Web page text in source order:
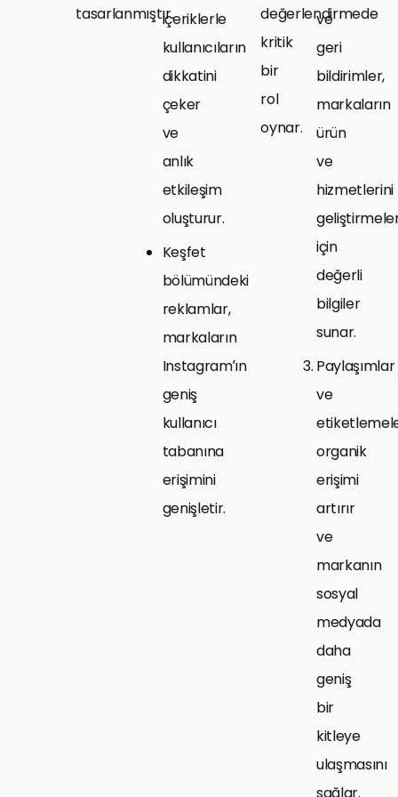
tasarlanmıştır.içeriklerle
kullanıcıların
dikkatini
çeker
ve
anlık
etkileşim
oluşturur.
Keşfet
bölümündeki
reklamlar,
markaların
Instagram’ın
geniş
kullanıcı
tabanına
erişimini
genişletir.
değerlendirmede
kritik
bir
rol
oynar.
ve
geri
bildirimler,
markaların
ürün
ve
hizmetlerini
için
değerli
bilgiler
sunar.
Paylaşımlar
ve
organik
erişimi
artırır
ve
markanın
sosyal
medyada
daha
geniş
bir
kitleye
ulaşmasını